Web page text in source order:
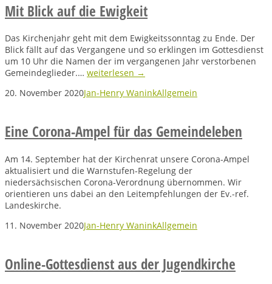
Mit Blick auf die Ewigkeit
Das Kirchenjahr geht mit dem Ewigkeitssonntag zu Ende. Der
Blick fällt auf das Vergangene und so erklingen im Gottesdienst
um 10 Uhr die Namen der im vergangenen Jahr verstorbenen
Gemeindeglieder.… weiterlesen →
20. November 2020Jan-Henry WaninkAllgemein
Eine Corona-Ampel für das Gemeindeleben
Am 14. September hat der Kirchenrat unsere Corona-Ampel
aktualisiert und die Warnstufen-Regelung der
niedersächsischen Corona-Verordnung übernommen. Wir
orientieren uns dabei an den Leitempfehlungen der Ev.-ref.
Landeskirche.
11. November 2020Jan-Henry WaninkAllgemein
Online-Gottesdienst aus der Jugendkirche